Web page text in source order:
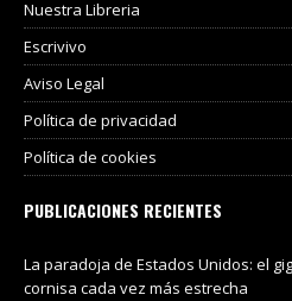
Nuestra Libreria
Escrivivo
Aviso Legal
Política de privacidad
Política de cookies
PUBLICACIONES RECIENTES
La paradoja de Estados Unidos: el
cornisa cada vez más estrecha